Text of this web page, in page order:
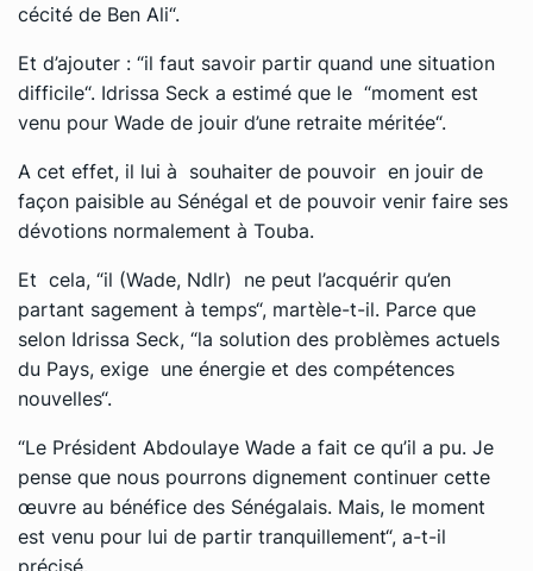
cécité de Ben Ali“.
Et d’ajouter : “il faut savoir partir quand une situation
difficile“. Idrissa Seck a estimé que le “moment est
venu pour Wade de jouir d’une retraite méritée“.
A cet effet, il lui à souhaiter de pouvoir en jouir de
façon paisible au Sénégal et de pouvoir venir faire ses
dévotions normalement à Touba.
Et cela, “il (Wade, Ndlr) ne peut l’acquérir qu’en
partant sagement à temps“, martèle-t-il. Parce que
selon Idrissa Seck, “la solution des problèmes actuels
du Pays, exige une énergie et des compétences
nouvelles“.
“Le Président Abdoulaye Wade a fait ce qu’il a pu. Je
pense que nous pourrons dignement continuer cette
œuvre au bénéfice des Sénégalais. Mais, le moment
est venu pour lui de partir tranquillement“, a-t-il
précisé.